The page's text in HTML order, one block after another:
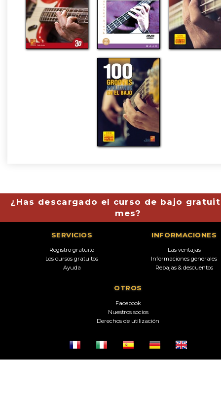
¿Has descargado el curso de bajo
mes?
SERVICIOS
Registro gratuito
Los cursos gratuitos
Ayuda
INFORMACIONES
Las ventajas
Informaciones generales
Rebajas & descuentos
OTROS
Facebook
Nuestros socios
Derechos de utilización